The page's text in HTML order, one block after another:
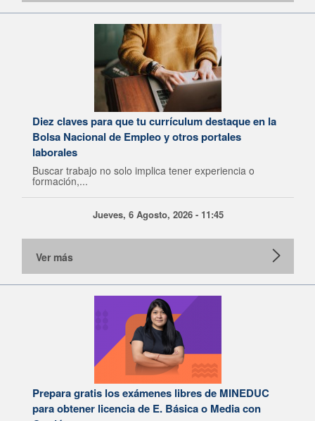
Diez claves para que tu currículum destaque en la
Bolsa Nacional de Empleo y otros portales
laborales
Buscar trabajo no solo implica tener experiencia o
formación,...
Jueves, 6 Agosto, 2026 - 11:45
Ver más
Prepara gratis los exámenes libres de MINEDUC
para obtener licencia de E. Básica o Media con